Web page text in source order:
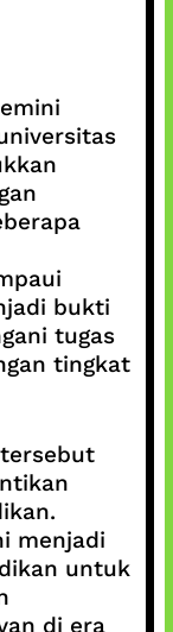
bukti
tugas
tingkat
menjadi
untuk
di era